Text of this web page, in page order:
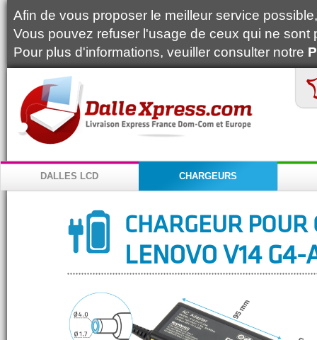
Afin de vous proposer le meilleur service
Vous pouvez refuser l'usage de ceux qui ne
Pour plus d'informations, veuiller consulter notre
DALLES LCD CHARGEURS
CHARGEUR
LENOVO V14 G4-